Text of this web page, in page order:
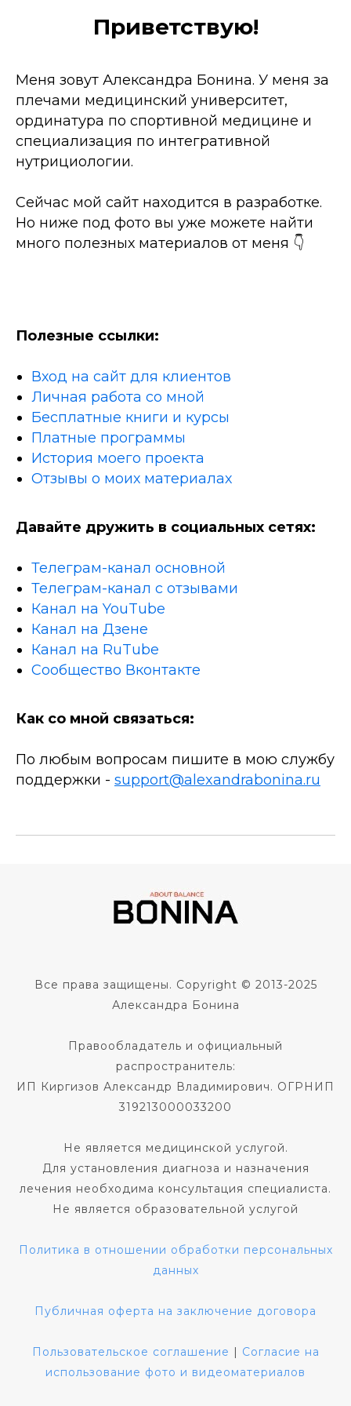
Приветствую!
Меня зовут Александра Бонина. У меня за
плечами медицинский университет,
ординатура по спортивной медицине и
специализация по интегративной
нутрициологии.
Сейчас мой сайт находится в разработке.
Но ниже под фото вы уже можете найти
много полезных материалов от меня 👇
Полезные ссылки:
Вход на сайт для клиентов
Личная работа со мной
Бесплатные книги и курсы
Платные программы
История моего проекта
Отзывы о моих материалах
Давайте дружить в социальных сетях:
Телеграм-канал основной
Телеграм-канал с отзывами
Канал на YouTube
Канал на Дзене
Канал на RuTube
Сообщество Вконтакте
Как со мной связаться:
По любым вопросам пишите в мою службу
поддержки - support@alexandrabonina.ru
Все права защищены. Copyright © 2013-2025
Александра Бонина
Правообладатель и официальный
распространитель:
ИП Киргизов Александр Владимирович. ОГРНИП
319213000033200
Не является медицинской услугой.
Для установления диагноза и назначения
лечения необходима консультация специалиста.
Не является образовательной услугой
Политика в отношении обработки персональных
данных
Публичная оферта на заключение договора
Пользовательское соглашение | Согласие на
использование фото и видеоматериалов